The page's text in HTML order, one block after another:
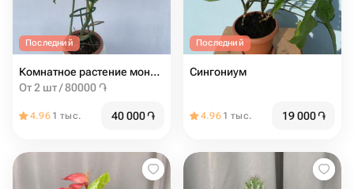
Последний
Комнатное растение монстера
От 2 шт / 80000 ֏
4.96 1 тыс. 40 000֏
Последний
Сингониум
4.96 1 тыс. 19 000֏